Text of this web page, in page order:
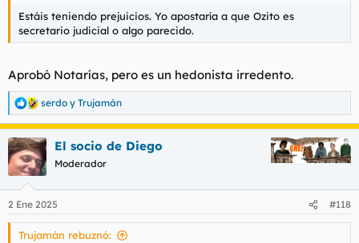
Estáis teniendo prejuicios. Yo apostaría a que Ozito es
secretario judicial o algo parecido.
Aprobó Notarías, pero es un hedonista irredento.
R
e
a
c
c
i
e
s
serdo y Trujamán
El socio de Diego
Moderador
2 Ene 2025 #118
Trujamán rebuznó: